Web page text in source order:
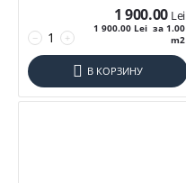
Lei–
+
−
1 900.00 Lei
1 900.00 Lei за 1.00
m2
В КОРЗИНУ